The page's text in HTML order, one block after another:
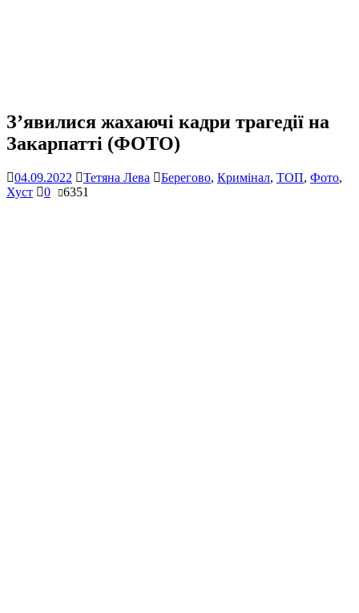
З’явилися жахаючі кадри трагедії на
Закарпатті (ФОТО)
04.09.2022 Тетяна Лева Берегово, Кримінал, ТОП, Фото,
Хуст
0 6351